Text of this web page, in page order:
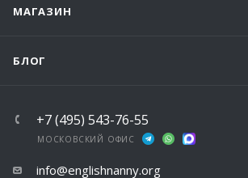
МАГАЗИН
БЛОГ
+7 (495) 543-76-55
МОСКОВСКИЙ ОФИС
info@englishnanny.org